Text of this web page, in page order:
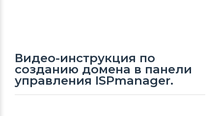
Видео-инструкция по
созданию домена в панели
управления ISPmanager.